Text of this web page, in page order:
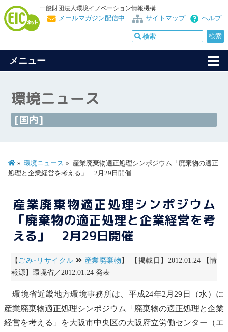
一般財団法人環境イノベーション情報機構
ヘルプ
サイトマップ
メールマガジン配信中
メニュー
環境ニュース
[国内]
環境ニュース
産業廃棄物適正処理シンポジウム「廃棄物の適正
処理と企業経営を考える」 2月29日開催
産業廃棄物適正処理シンポジウム
「廃棄物の適正処理と企業経営を考
える」 2月29日開催
【 ごみ･リサイクル 産業廃棄物 】 【掲載日】2012.01.24 【情
報源】環境省／2012.01.24 発表
環境省近畿地方環境事務所は、平成24年2月29日（水）に
産業廃棄物適正処理シンポジウム「 廃棄物の適正処理と企業
経営を考える」を大阪市中央区の大阪府立労働センター（エ